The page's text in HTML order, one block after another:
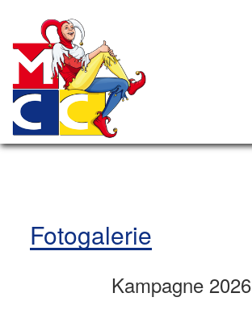
Fotogalerie
Kampagne 2026